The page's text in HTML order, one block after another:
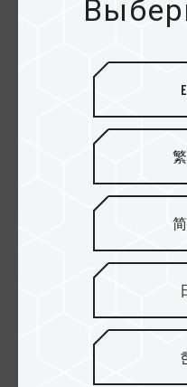
Компания